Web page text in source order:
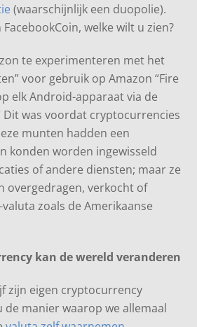
(waarschijnlijk een duopolie).
welke wilt u zien?
te experimenteren met het
voor gebruik op Amazon “Fire
elk Android-apparaat via de
Dit was voordat cryptocurrencies
munten hadden een
konden worden ingewisseld
of andere diensten; maar ze
overgedragen, verkocht of
zoals de Amerikaanse
kan de wereld veranderen
zijn eigen cryptocurrency
manier waarop we allemaal